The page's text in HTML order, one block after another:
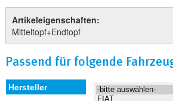
Artikeleigenschaften:
Mitteltopf+Endtopf
Passend für folgende